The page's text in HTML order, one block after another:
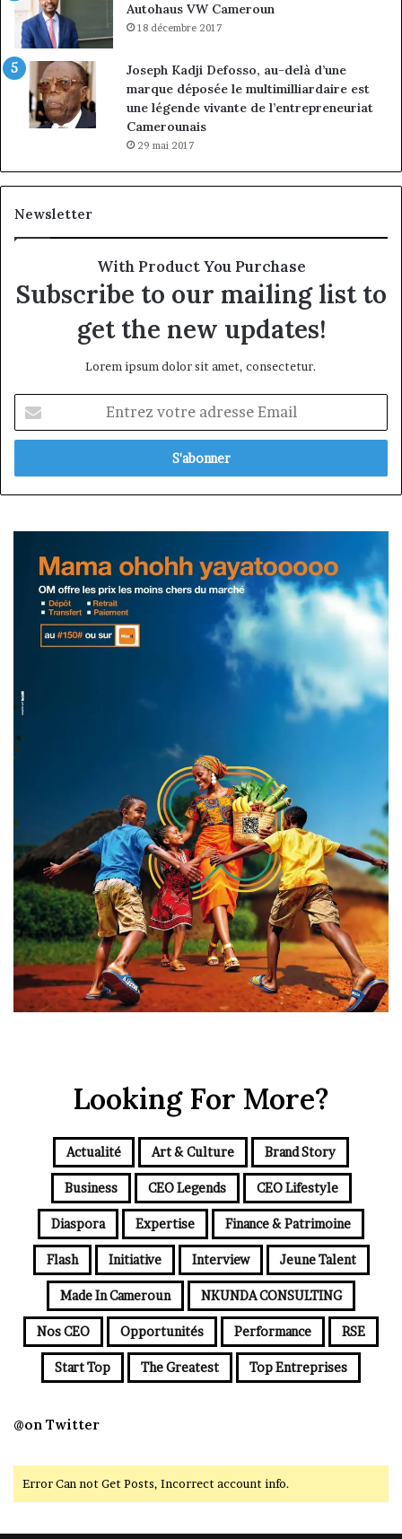
Autohaus VW Cameroun
18 décembre 2017
Joseph Kadji Defosso, au-delà d’une
marque déposée le multimilliardaire est
une légende vivante de l’entrepreneuriat
Camerounais
29 mai 2017
Newsletter
With Product You Purchase
Subscribe to our mailing list to
get the new updates!
Lorem ipsum dolor sit amet, consectetur.
votre
adresse
Looking For More?
Actualité Art & Culture Brand Story
Business CEO Legends CEO Lifestyle
Diaspora Expertise Finance & Patrimoine
Flash Initiative Interview Jeune Talent
Made In Cameroun NKUNDA CONSULTING
Nos CEO Opportunités Performance RSE
Start Top The Greatest Top Entreprises
@on Twitter
Error Can not Get Posts, Incorrect account info.